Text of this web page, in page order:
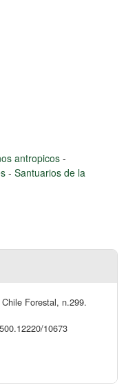
antropicos-
- Santuarios de la
Forestal, n.299.
10673